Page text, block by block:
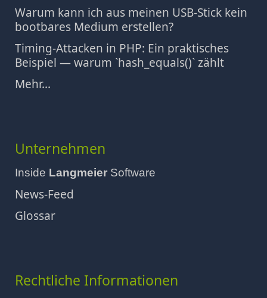
Warum kann ich aus meinen USB-Stick kein
bootbares Medium erstellen?
Timing‑Attacken in PHP: Ein praktisches
Beispiel — warum `hash_equals()` zählt
Mehr...
Unternehmen
Inside Langmeier Software
News-Feed
Glossar
Rechtliche Informationen